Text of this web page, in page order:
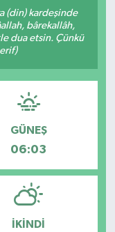
(din) kardeşinde
bârekallâh,
dua etsin. Çünkü
GÜNEŞ
06:03
İKINDI